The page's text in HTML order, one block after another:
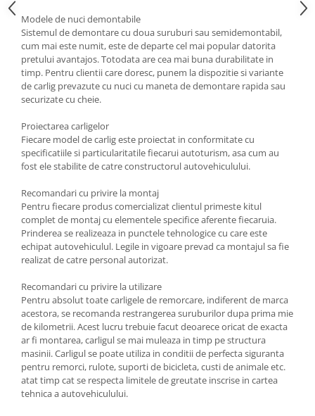
Carlige Omoda
Carlige Opel
Carlige Peugeot
Carlige Plymouth
Carlige Polestar
Carlige Porsche
Carlige Renault
Carlige Seat
Carlige Skoda
Carlige SsangYong
Carlige Subaru
Carlige Suzuki
Carlige Toyota
Carlige Volkswagen
Carlige Volvo
Carlige Xpeng
Carlige Xpeng G6
Modele de nuci demontabile
Sistemul de demontare cu doua suruburi sau semidemontabil,
cum mai este numit, este de departe cel mai popular datorita
pretului avantajos. Totodata are cea mai buna durabilitate in
timp. Pentru clientii care doresc, punem la dispozitie si variante
de carlig prevazute cu nuci cu maneta de demontare rapida sau
securizate cu cheie.
Proiectarea carligelor
Fiecare model de carlig este proiectat in conformitate cu
specificatiile si particularitatile fiecarui autoturism, asa cum au
fost ele stabilite de catre constructorul autovehiculului.
Recomandari cu privire la montaj
Pentru fiecare produs comercializat clientul primeste kitul
complet de montaj cu elementele specifice aferente fiecaruia.
Prinderea se realizeaza in punctele tehnologice cu care este
echipat autovehiculul. Legile in vigoare prevad ca montajul sa fie
realizat de catre personal autorizat.
Recomandari cu privire la utilizare
Pentru absolut toate carligele de remorcare, indiferent de marca
acestora, se recomanda restrangerea suruburilor dupa prima mie
de kilometrii. Acest lucru trebuie facut deoarece oricat de exacta
ar fi montarea, carligul se mai muleaza in timp pe structura
masinii. Carligul se poate utiliza in conditii de perfecta siguranta
pentru remorci, rulote, suporti de bicicleta, custi de animale etc.
atat timp cat se respecta limitele de greutate inscrise in cartea
tehnica a autovehiculului.